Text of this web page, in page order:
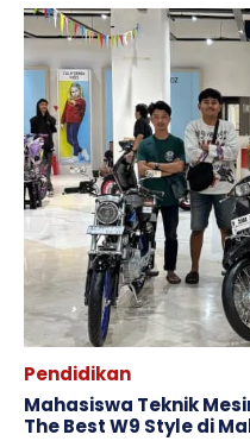
Pendidikan
Mahasiswa Teknik
The Best W9 Style di